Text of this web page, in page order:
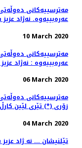
مه‌ترسییه‌كانی
عه‌ره‌بییه‌وه. نه‌ژاد
10 March 2020
مه‌ترسییه‌كانی
عه‌ره‌بییه‌وه‌ : نه‌ژاد
06 March 2020
مه‌ترسییه‌كانی
زۆری (*) تێری لێین
04 March 2020
تێلنیشان ... نه ژاد